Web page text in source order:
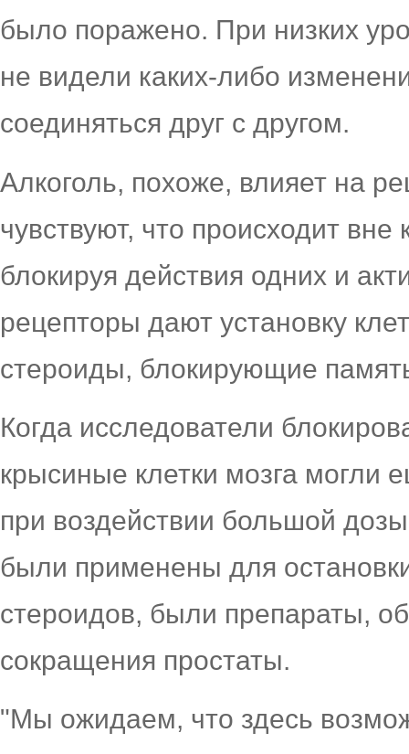
было поражено. При низких
не видели каких-либо
соединяться друг с другом.
Алкоголь, похоже, влияет на
чувствуют, что происходит вне
блокируя действия одних и
рецепторы дают установку
стероиды, блокирующие
Когда исследователи
крысиные клетки мозга
при воздействии большой
были применены для
стероидов, были препараты,
сокращения простаты.
"Мы ожидаем, что здесь